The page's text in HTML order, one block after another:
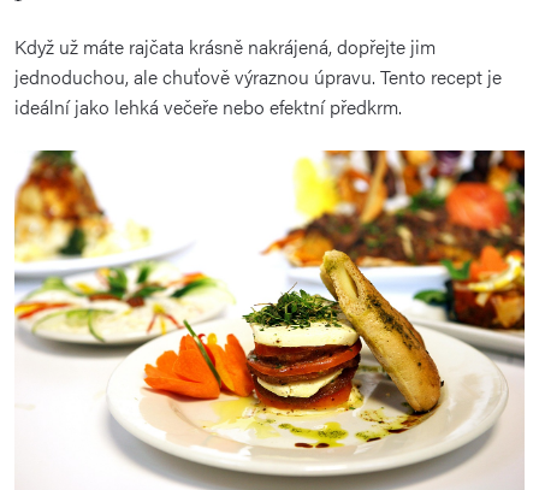
Když už máte rajčata krásně nakrájená,dopřejte jim
jednoduchou,alechuťověvýraznou úpravu. Tento recept je
ideálníjako lehká večeře nebo efektnípředkrm.